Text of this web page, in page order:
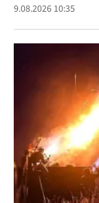
9.08.2026 10:35